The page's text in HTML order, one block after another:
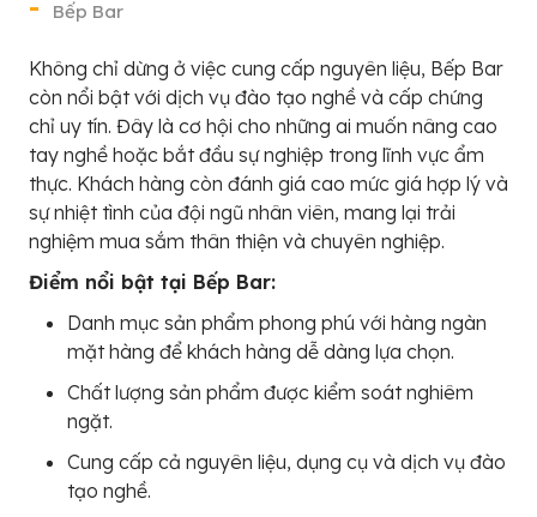
Bếp Bar
Không chỉ dừng ở việc cung cấp nguyên liệu, Bếp Bar
còn nổi bật với dịch vụ đào tạo nghề và cấp chứng
chỉ uy tín. Đây là cơ hội cho những ai muốn nâng cao
tay nghề hoặc bắt đầu sự nghiệp trong lĩnh vực ẩm
thực. Khách hàng còn đánh giá cao mức giá hợp lý và
sự nhiệt tình của đội ngũ nhân viên, mang lại trải
nghiệm mua sắm thân thiện và chuyên nghiệp.
Điểm nổi bật tại Bếp Bar:
Danh mục sản phẩm phong phú với hàng ngàn
mặt hàng để khách hàng dễ dàng lựa chọn.
Chất lượng sản phẩm được kiểm soát nghiêm
ngặt.
Cung cấp cả nguyên liệu, dụng cụ và dịch vụ đào
tạo nghề.